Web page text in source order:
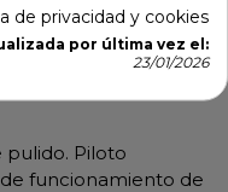
230º C de 20A.
acero Inoxidable AISI
pulido. Piloto
funcionamiento de
de privacidad y cookies
por última vez el:
23/01/2026